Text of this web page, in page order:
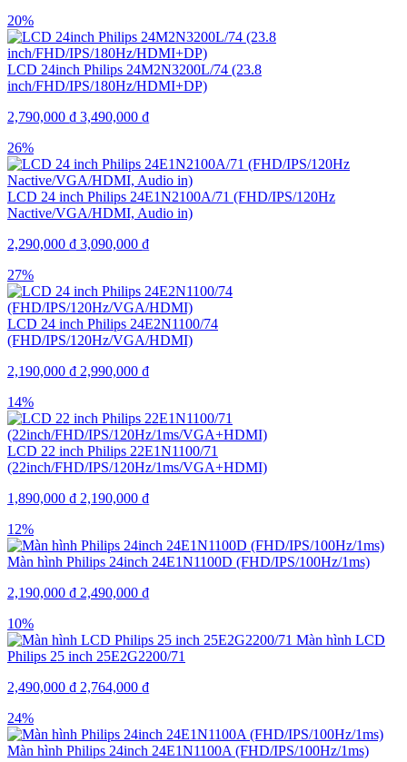
20%
LCD 24inch Philips 24M2N3200L/74 (23.8
inch/FHD/IPS/180Hz/HDMI+DP)
2,790,000 ₫ 3,490,000 ₫
26%
LCD 24 inch Philips 24E1N2100A/71 (FHD/IPS/120Hz
Nactive/VGA/HDMI, Audio in)
2,290,000 ₫ 3,090,000 ₫
27%
LCD 24 inch Philips 24E2N1100/74
(FHD/IPS/120Hz/VGA/HDMI)
2,190,000 ₫ 2,990,000 ₫
14%
LCD 22 inch Philips 22E1N1100/71
(22inch/FHD/IPS/120Hz/1ms/VGA+HDMI)
1,890,000 ₫ 2,190,000 ₫
12%
Màn hình Philips 24inch 24E1N1100D (FHD/IPS/100Hz/1ms)
2,190,000 ₫ 2,490,000 ₫
10%
Màn hình LCD
Philips 25 inch 25E2G2200/71
2,490,000 ₫ 2,764,000 ₫
24%
Màn hình Philips 24inch 24E1N1100A (FHD/IPS/100Hz/1ms)